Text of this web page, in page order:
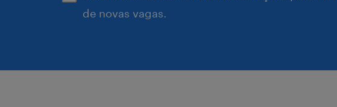
de novas vagas.